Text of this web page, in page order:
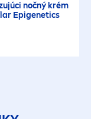
nočný krém
Epigenetics